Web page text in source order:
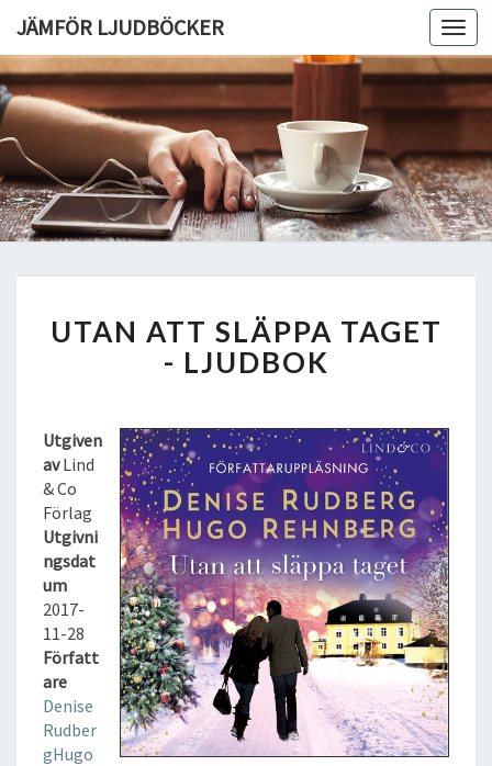
JÄMFÖR LJUDBÖCKER
T
A
N
T
T
S
L
Ä
P
P
A
T
A
G
E
T
L
UTAN ATT SLÄPPA TAGET
- LJUDBOK
Utgiven
avLind
& Co
Förlag
Utgivni
ngsdat
um
2017-
11-28
Författ
are
Denise
Rudber
gHugo